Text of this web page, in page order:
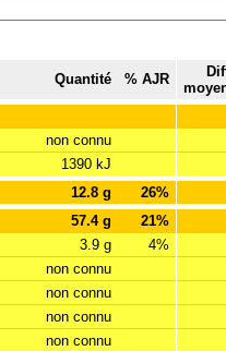
Quantité % AJR
non connu
1390 kJ
12.8 g
26%
57.4 g
21%
3.9 g
4%
non connu
non connu
non connu
non connu